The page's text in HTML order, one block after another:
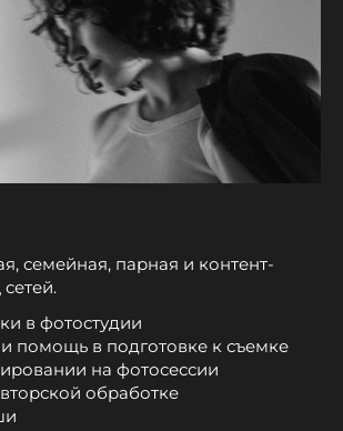
семейная, парная и контент-
в фотостудии
и помощь в подготовке к съемке
на фотосессии
обработке